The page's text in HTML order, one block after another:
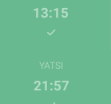
13:15
YATSI
21:57